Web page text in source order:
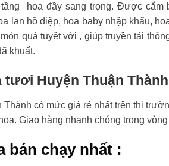
hoa đầy sang trọng. Được cắm
lan hồ điệp, hoa baby nhập khẩu,
quà tuyệt vời , giúp truyền tải
khuất.
Huyện Thuận
có mức giá rẻ nhất trên thị
Giao hàng nhanh chóng trong
bán chạy nhất :